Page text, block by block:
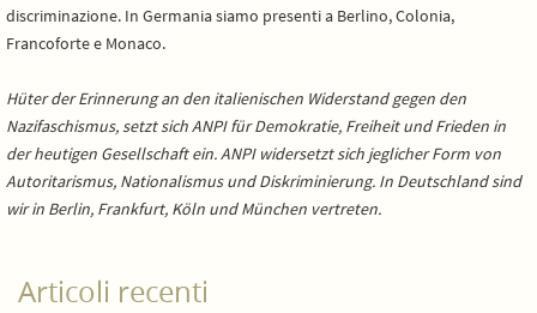
discriminazione. In Germania siamo presenti a Berlino, Colonia,
Francoforte e Monaco.
Hüter der Erinnerung an den italienischen Widerstand gegen den
Nazifaschismus, setzt sich ANPI für Demokratie, Freiheit und Frieden in
der heutigen Gesellschaft ein. ANPI widersetzt sich jeglicher Form von
Autoritarismus, Nationalismus und Diskriminierung. In Deutschland sind
wir in Berlin, Frankfurt, Köln und München vertreten.
Articoli recenti